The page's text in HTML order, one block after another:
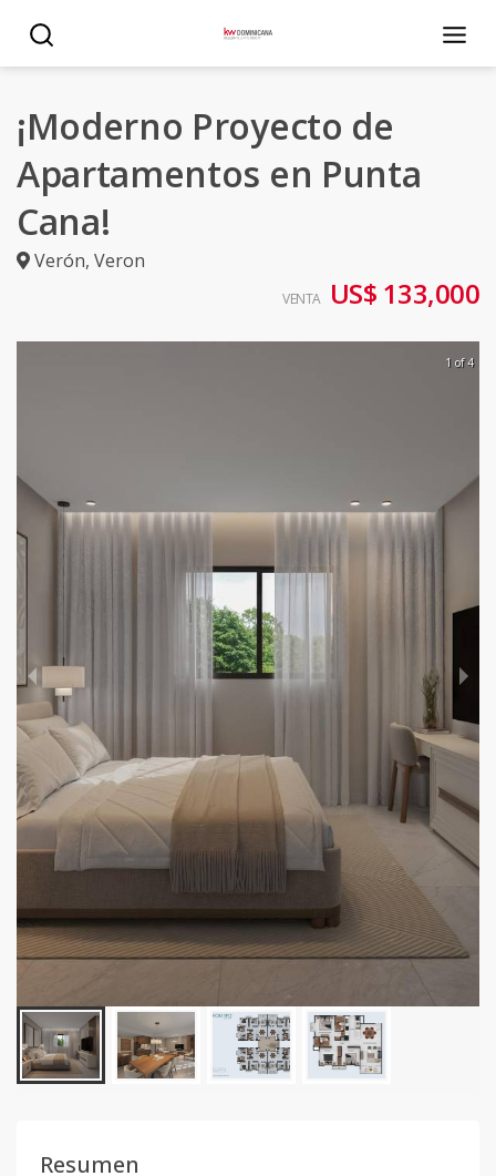
¡Moderno Proyecto de
Apartamentos en Punta
Cana!
Verón, Veron
VENTA US$ 133,000
1 of 4
Resumen